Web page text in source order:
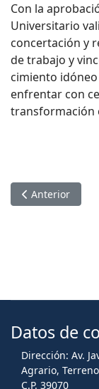
Con la
Universitario
concertación y
de trabajo y
cimiento
enfrentar con
transformación
Artículo anterior:
Anterior
Datos de
Dirección: Av.
Agrario,
C.P. 39070